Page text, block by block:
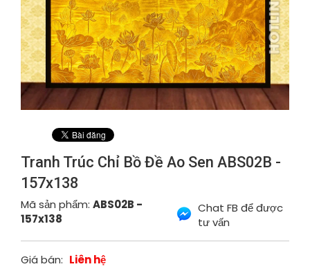
Tranh Trúc Chỉ Bồ Đề Ao Sen ABS02B -
157x138
Mã sản phẩm: ABS02B -
157x138
Chat FB để được
tư vấn
Giá bán: Liên hệ